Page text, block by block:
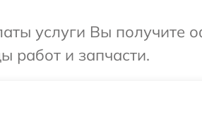
услуги Вы получите
работ и запчасти.